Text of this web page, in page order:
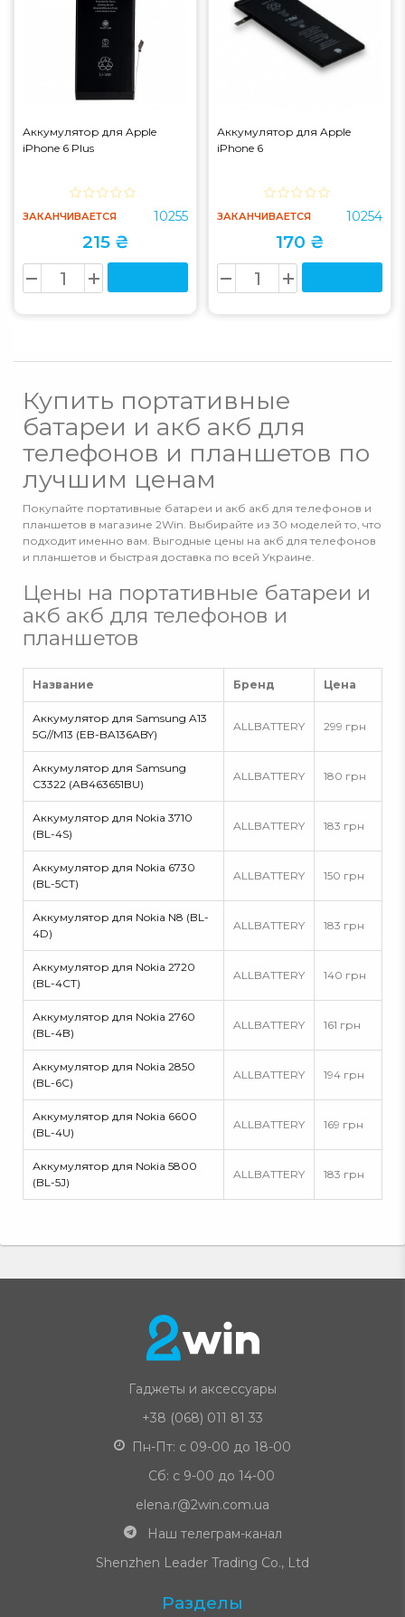
Аккумулятор для Apple
iPhone 6 Plus
ЗАКАНЧИВАЕТСЯ 10255
215 ₴
Аккумулятор для Apple
iPhone 6
ЗАКАНЧИВАЕТСЯ 10254
170 ₴
Купить портативные
батареи и акб акб для
телефонов и планшетов по
лучшим ценам
Покупайте портативные батареи и акб акб для телефонов и
планшетов в магазине 2Win. Выбирайте из 30 моделей то, что
подходит именно вам. Выгодные цены на акб для телефонов
и планшетов и быстрая доставка по всей Украине.
Цены на портативные батареи и
акб акб для телефонов и
планшетов
Название Бренд Цена
Аккумулятор для Samsung A13
5G//M13 (EB-BA136ABY)
ALLBATTERY 299 грн
Аккумулятор для Samsung
C3322 (AB463651BU)
ALLBATTERY 180 грн
Аккумулятор для Nokia 3710
(BL-4S)
ALLBATTERY 183 грн
Аккумулятор для Nokia 6730
(BL-5CT)
ALLBATTERY 150 грн
Аккумулятор для Nokia N8 (BL-
4D)
ALLBATTERY 183 грн
Аккумулятор для Nokia 2720
(BL-4CT)
ALLBATTERY 140 грн
Аккумулятор для Nokia 2760
(BL-4B)
ALLBATTERY 161 грн
Аккумулятор для Nokia 2850
(BL-6С)
ALLBATTERY 194 грн
Аккумулятор для Nokia 6600
(BL-4U)
ALLBATTERY 169 грн
Аккумулятор для Nokia 5800
(BL-5J)
ALLBATTERY 183 грн
Гаджеты и аксессуары
+38 (068) 011 81 33
Пн-Пт: с 09-00 до 18-00
Сб: с 9-00 до 14-00
elena.r@2win.com.ua
Наш телеграм-канал
Shenzhen Leader Trading Co., Ltd
Разделы